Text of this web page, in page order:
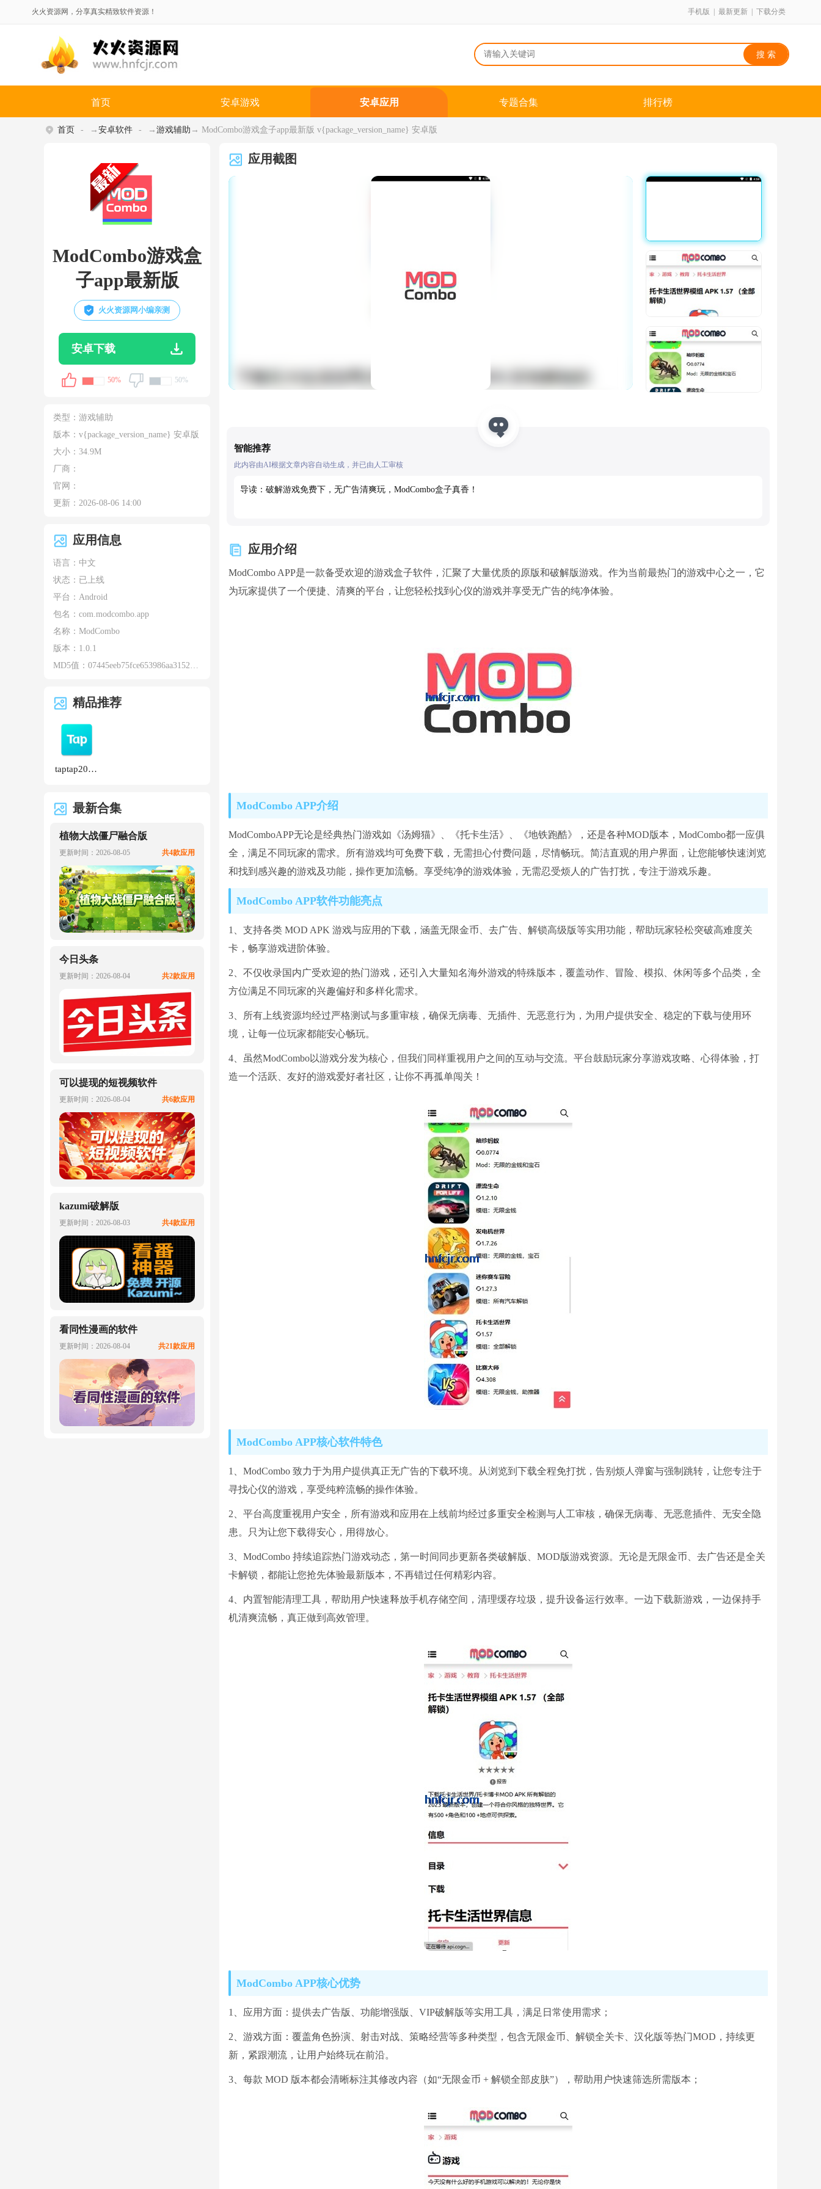
火火资源网，分享真实精致软件资源！ 手机版 最新更新 下载分类
首页 安卓游戏 安卓应用 专题合集 排行榜
首页 → 安卓软件 → 游戏辅助 → ModCombo游戏盒子app最新版 v{package_version_name} 安卓版
ModCombo游戏盒
子app最新版
火火资源网小编亲测
安卓下载
50% 50%
类型： 游戏辅助
版本：v{package_version_name} 安卓版
大小： 34.9M
厂商：
官网：
更新： 2026-08-06 14:00
应用信息
语言：中文
状态：已上线
平台：Android
包名： com.modcombo.app
名称： ModCombo
版本： 1.0.1
MD5值： 07445eeb75fce653986aa31527b79ca8
精品推荐
taptap2026最新版
最新合集
植物大战僵尸融合版
更新时间：2026-08-05 共4款应用
今日头条
更新时间：2026-08-04 共2款应用
可以提现的短视频软件
更新时间：2026-08-04 共6款应用
kazumi破解版
更新时间：2026-08-03 共4款应用
看同性漫画的软件
更新时间：2026-08-04 共21款应用
应用截图
智能推荐
此内容由AI根据文章内容自动生成，并已由人工审核
导读：破解游戏免费下，无广告清爽玩，ModCombo盒子真香！
应用介绍
ModCombo APP是一款备受欢迎的游戏盒子软件，汇聚了大量优质的原版和破解版游戏。作为当前最热门的游戏中心之一，它
为玩家提供了一个便捷、清爽的平台，让您轻松找到心仪的游戏并享受无广告的纯净体验。
ModCombo APP介绍
ModComboAPP无论是经典热门游戏如《汤姆猫》、《托卡生活》、《地铁跑酷》，还是各种MOD版本，ModCombo都一应俱
全，满足不同玩家的需求。所有游戏均可免费下载，无需担心付费问题，尽情畅玩。简洁直观的用户界面，让您能够快速浏览
和找到感兴趣的游戏及功能，操作更加流畅。享受纯净的游戏体验，无需忍受烦人的广告打扰，专注于游戏乐趣。
ModCombo APP软件功能亮点
1、支持各类 MOD APK 游戏与应用的下载，涵盖无限金币、去广告、解锁高级版等实用功能，帮助玩家轻松突破高难度关
卡，畅享游戏进阶体验。
2、不仅收录国内广受欢迎的热门游戏，还引入大量知名海外游戏的特殊版本，覆盖动作、冒险、模拟、休闲等多个品类，全
方位满足不同玩家的兴趣偏好和多样化需求。
3、所有上线资源均经过严格测试与多重审核，确保无病毒、无插件、无恶意行为，为用户提供安全、稳定的下载与使用环
境，让每一位玩家都能安心畅玩。
4、虽然ModCombo以游戏分发为核心，但我们同样重视用户之间的互动与交流。平台鼓励玩家分享游戏攻略、心得体验，打
造一个活跃、友好的游戏爱好者社区，让你不再孤单闯关！
ModCombo APP核心软件特色
1、ModCombo 致力于为用户提供真正无广告的下载环境。从浏览到下载全程免打扰，告别烦人弹窗与强制跳转，让您专注于
寻找心仪的游戏，享受纯粹流畅的操作体验。
2、平台高度重视用户安全，所有游戏和应用在上线前均经过多重安全检测与人工审核，确保无病毒、无恶意插件、无安全隐
患。只为让您下载得安心，用得放心。
3、ModCombo 持续追踪热门游戏动态，第一时间同步更新各类破解版、MOD版游戏资源。无论是无限金币、去广告还是全关
卡解锁，都能让您抢先体验最新版本，不再错过任何精彩内容。
4、内置智能清理工具，帮助用户快速释放手机存储空间，清理缓存垃圾，提升设备运行效率。一边下载新游戏，一边保持手
机清爽流畅，真正做到高效管理。
ModCombo APP核心优势
1、应用方面：提供去广告版、功能增强版、VIP破解版等实用工具，满足日常使用需求；
2、游戏方面：覆盖角色扮演、射击对战、策略经营等多种类型，包含无限金币、解锁全关卡、汉化版等热门MOD，持续更
新，紧跟潮流，让用户始终玩在前沿。
3、每款 MOD 版本都会清晰标注其修改内容（如“无限金币 + 解锁全部皮肤”），帮助用户快速筛选所需版本；